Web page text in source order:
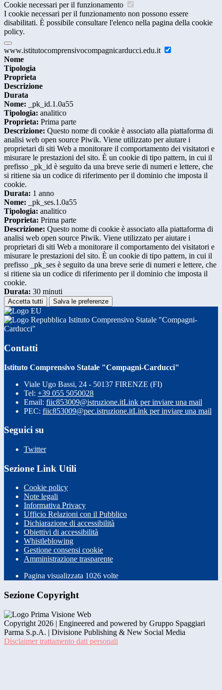
Cookie necessari per il funzionamento
I cookie necessari per il funzionamento non possono essere
disabilitati. È possibile consultare l'elenco nella pagina della cookie
policy.
www.istitutocomprensivocompagnicarducci.edu.it
Nome
Tipologia
Proprieta
Descrizione
Durata
Nome: _pk_id.1.0a55
Tipologia: analitico
Proprieta: Prima parte
Descrizione: Questo nome di cookie è associato alla piattaforma di
analisi web open source Piwik. Viene utilizzato per aiutare i
proprietari di siti Web a monitorare il comportamento dei visitatori e
misurare le prestazioni del sito. È un cookie di tipo pattern, in cui il
prefisso _pk_id è seguito da una breve serie di numeri e lettere, che
si ritiene sia un codice di riferimento per il dominio che imposta il
cookie.
Durata: 1 anno
Nome: _pk_ses.1.0a55
Tipologia: analitico
Proprieta: Prima parte
Descrizione: Questo nome di cookie è associato alla piattaforma di
analisi web open source Piwik. Viene utilizzato per aiutare i
proprietari di siti Web a monitorare il comportamento dei visitatori e
misurare le prestazioni del sito. È un cookie di tipo pattern, in cui il
prefisso _pk_ses è seguito da una breve serie di numeri e lettere, che
si ritiene sia un codice di riferimento per il dominio che imposta il
cookie.
Durata: 30 minuti
Accetta tutti Salva le preferenze
Istituto Comprensivo Statale "Compagni-
Carducci"
Contatti
Istituto Comprensivo Statale "Compagni-Carducci"
Viale Ugo Bassi, 24 - 50137 FIRENZE (FI)
Tel: +39 055 5050028
Email: fiic853009@istruzione.itLink per inviare una mail
PEC: fiic853009@pec.istruzione.itLink per inviare una mail
Seguici su
Twitter
Sezione Link Utili
Cookie policy
Note legali
Informativa Privacy
Ufficio Relazioni con il Pubblico
Dichiarazione di accessibilità
Obiettivi di accessibilità
Whistleblowing
Gestione consensi cookie
Amministrazione trasparente
Pagina visualizzata 1026 volte
Sezione Copyright
Copyright 2026 | Engineered and powered by Gruppo Spaggiari
Parma S.p.A. | Divisione Publishing & New Social Media
Disclaimer trattamento dati personali